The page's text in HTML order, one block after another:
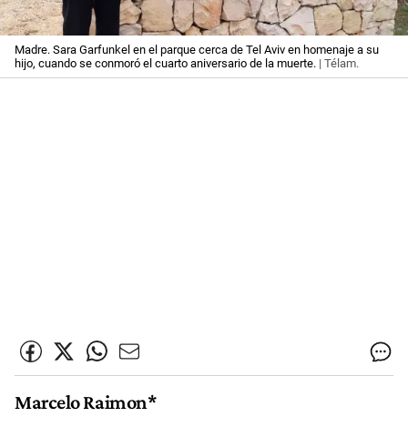
Madre. Sara Garfunkel en el parque cerca de Tel Aviv en homenaje a su
hijo, cuando se conmoró el cuarto aniversario de la muerte. | Télam.
Marcelo Raimon*